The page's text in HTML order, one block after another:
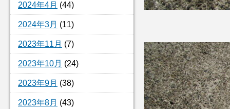
2024年4月 (44)
2024年3月 (11)
2023年11月 (7)
2023年10月 (24)
2023年9月 (38)
2023年8月 (43)